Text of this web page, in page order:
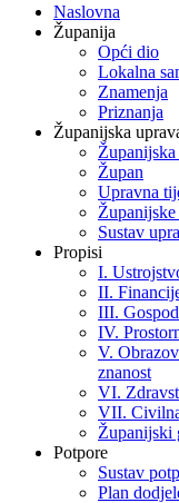
Naslovna
Županija
Opći dio
Lokalna
Znamenja
Priznanja
Županijska
Županijska
Župan
Upravna
Sustav
Propisi
I.
II.
III.
IV.
V.
znanost
VI.
VII.
Županijski
Potpore
Sustav
Plan